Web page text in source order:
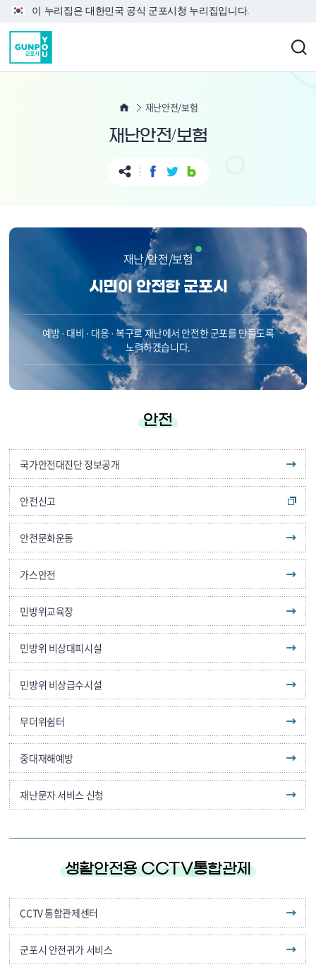
본문 바로가기
이 누리집은 대한민국 공식 군포시청 누리집입니다.
재난안전/보험
재난안전/보험
재난/안전/보험
시민이 안전한 군포시
예방 · 대비 · 대응 · 복구로 재난에서 안전한 군포를 만들도록
노력하겠습니다.
안전
국가안전대진단 정보공개
안전신고
안전문화운동
가스안전
민방위교육장
민방위 비상대피시설
민방위 비상급수시설
무더위쉼터
중대재해예방
재난문자 서비스 신청
생활안전용 CCTV통합관제
CCTV 통합관제센터
군포시 안전귀가 서비스